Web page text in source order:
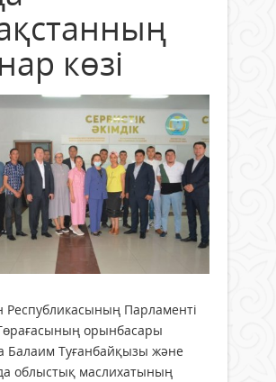
көзі
Республикасының Парламенті
орынбасары
Балаим Туғанбайқызы және
облыстық маслихатының